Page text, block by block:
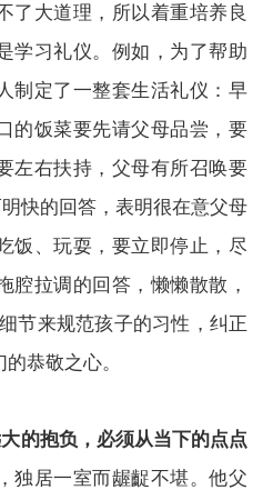
了大道理，所以着重培养良
学习礼仪。例如，为了帮助
制定了一整套生活礼仪：早
的饭菜要先请父母品尝，要
左右扶持，父母有所召唤要
快的回答，表明很在意父母
饭、玩耍，要立即停止，尽
腔拉调的回答，懒懒散散，
节来规范孩子的习性，纠正
恭敬之心。
的抱负，必须从当下的点点
独居一室而龌齪不堪。他父